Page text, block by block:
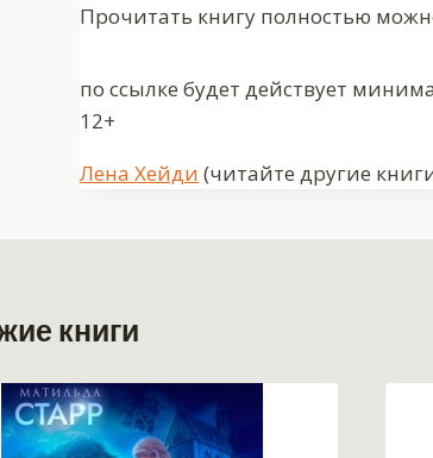
Прочитать книгу полностью
по ссылке будет действует
12+
Метки
Лена Хейди (читайте другие
книги